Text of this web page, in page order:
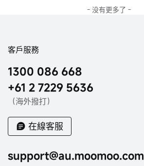
- 没有更多了 -
客戶服務
1300 086 668
+61 2 7229 5636
（海外撥打）
在線客服
support@au.moomoo.com